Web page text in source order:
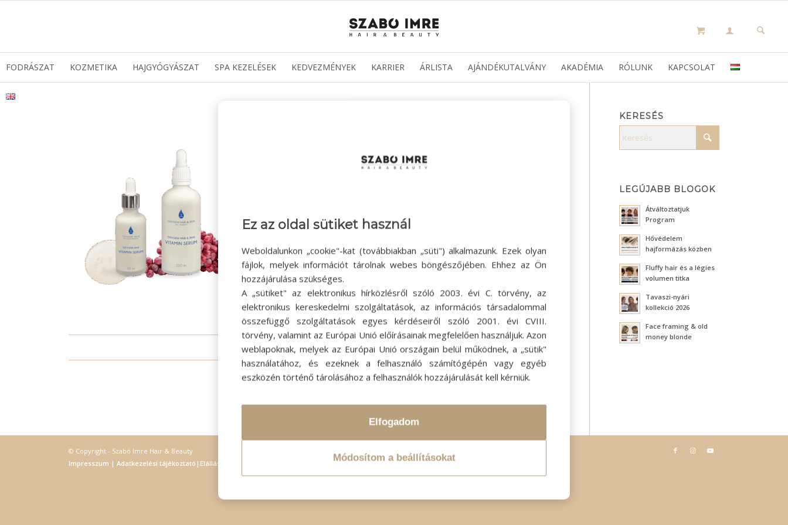
FODRÁSZAT KOZMETIKA HAJGYÓGYÁSZAT SPA KEZELÉSEK KEDVEZMÉNYEK KARRIER ÁRLISTA AJÁNDÉKUTALVÁNY AKADÉMIA RÓLUNK KAPCSOLAT
2025-05-15
/ SZERZŐ:ADMIN SZI
KERESÉS
LEGÚJABB BLOGOK
Átváltoztatjuk
Program
Hővédelem
hajformázás közben
Fluffy hair és a légies
volumen titka
Tavaszi-nyári
kollekció 2026
Face framing & old
money blonde
© Copyright - Szabó Imre Hair & Beauty
Impresszum | Adatkezelési tájékoztató | Elállás
Ez az oldal sütiket használ
Weboldalunkon „cookie"-kat (továbbiakban „süti") alkalmazunk. Ezek olyan
fájlok, melyek információt tárolnak webes böngészőjében. Ehhez az Ön
hozzájárulása szükséges.
A „sütiket" az elektronikus hírközlésről szóló 2003. évi C. törvény, az
elektronikus kereskedelmi szolgáltatások, az információs társadalommal
összefüggő szolgáltatások egyes kérdéseiről szóló 2001. évi CVIII.
törvény, valamint az Európai Unió előírásainak megfelelően használjuk. Azon
weblapoknak, melyek az Európai Unió országain belül működnek, a „sütik"
használatához, és ezeknek a felhasználó számítógépén vagy egyéb
eszközén történő tárolásához a felhasználók hozzájárulását kell kérniük.
Elfogadom
Módosítom a beállításokat